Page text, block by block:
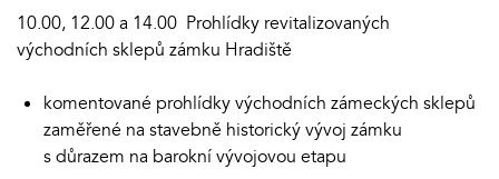
10.00, 12.00 a 14.00 Prohlídky revitalizovaných
východních sklepů zámku Hradiště
komentované prohlídky východních zámeckých sklepů
zaměřené na stavebně historický vývoj zámku
s důrazem na barokní vývojovou etapu